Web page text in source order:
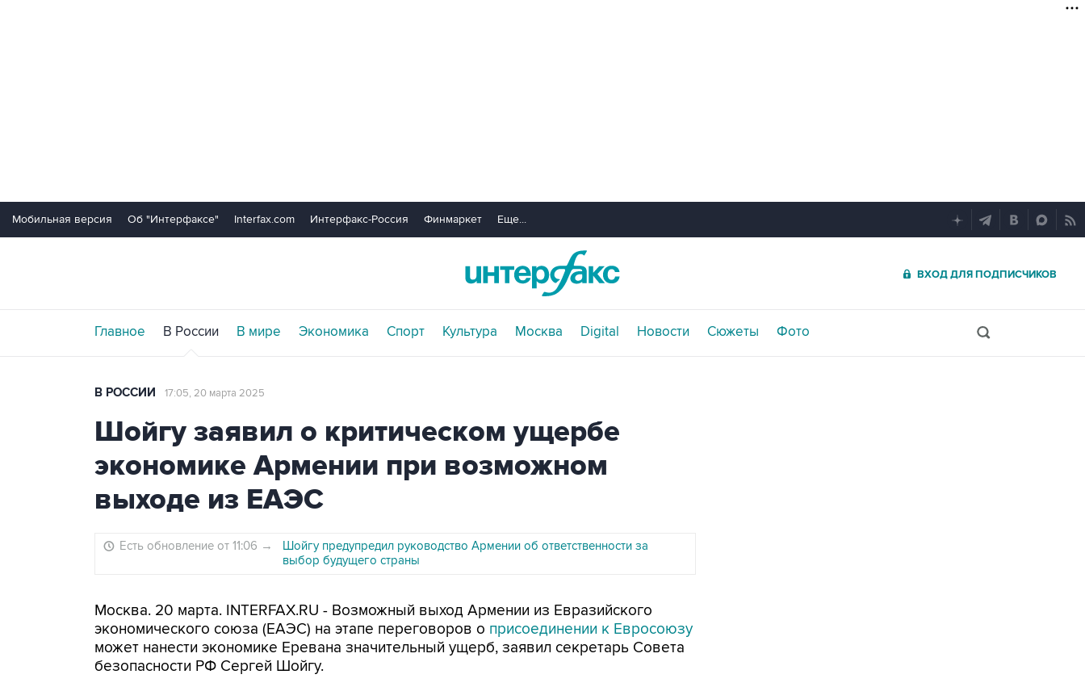
Мобильная версия Об "Интерфаксе" Interfax.com Интерфакс-Россия Финмаркет Еще...
ВХОД ДЛЯ ПОДПИСЧИКОВ
Главное В России В мире Экономика Спорт Культура Москва Digital Новости Сюжеты Фото
В РОССИИ 17:05, 20 марта 2025
Шойгу заявил о критическом ущербе
экономике Армении при возможном
выходе из ЕАЭС
Есть обновление от 11:06 →
Шойгу предупредил руководство Армении об ответственности за
выбор будущего страны
Москва. 20 марта. INTERFAX.RU - Возможный выход Армении из Евразийского
экономического союза (ЕАЭС) на этапе переговоров о присоединении к Евросоюзу
может нанести экономике Еревана значительный ущерб, заявил секретарь Совета
безопасности РФ Сергей Шойгу.